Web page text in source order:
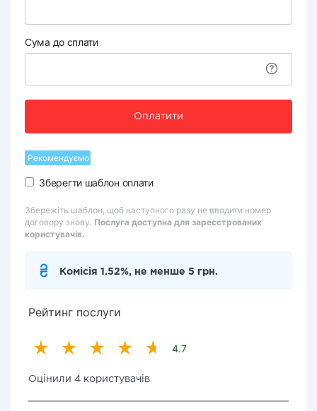
Сума до сплати
Оплатити
Рекомендуємо
Зберегти шаблон оплати
Збережіть шаблон, щоб наступного разу не вводити номер
договору знову. Послуга доступна для зареєстрованих
користувачів.
Комісія 1.52%, не менше 5 грн.
Рейтинг послуги
4.7
Оцінили 4 користувачів